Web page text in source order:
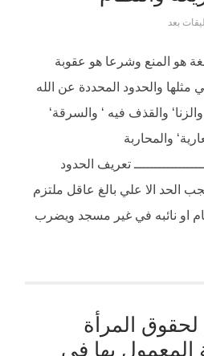
بعد
هو المنع وشرعا هو عقوبة
والحدود المحددة عن الله
والقذف فيه ‘ والسرقة‘
والمحاربة
تعريف الحدود
لايجب الحد الا علي بالغ عاقل ملتزم
او نائبه في غير مسجد ويضرب
المرأة
بها في